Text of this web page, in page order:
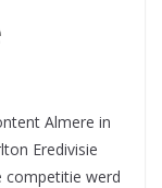
Almere in
Eredivisie
competitie werd